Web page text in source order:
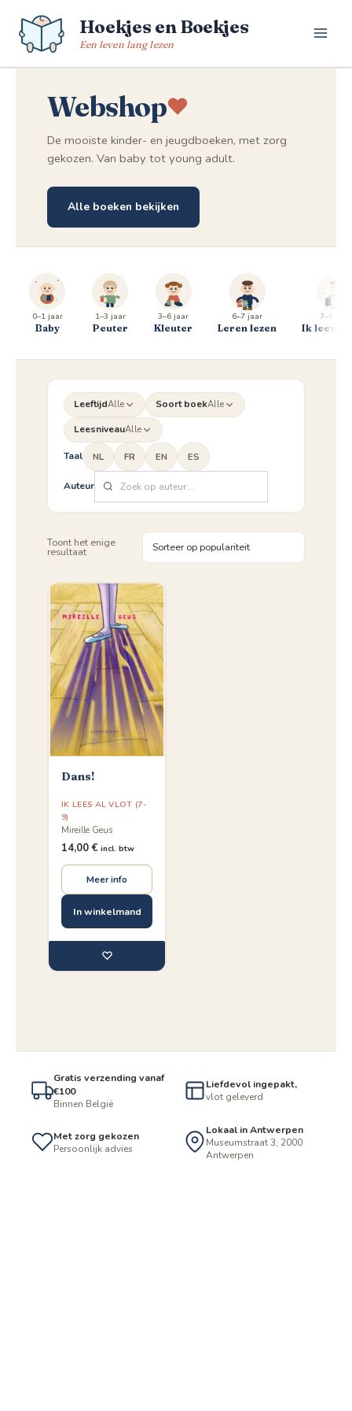
naar
Hoekjes en Boekjes
Een leven lang lezen
Webshop
De mooiste kinder- en jeugdboeken, met zorg
gekozen. Van baby tot young adult.
Alle boeken bekijken
0–1 jaar
Baby
1–3 jaar
Peuter
3–6 jaar
Kleuter
6–7 jaar
Leren lezen
7–9 jaar
Ik lees al
LeeftijdAlle Soort boekAlle
LeesniveauAlle
Taal NL FR EN ES
Auteur
Toont het enige
resultaat
Dans!
IK LEES AL VLOT (7-
9)
Mireille Geus
14,00 € incl. btw
Meer info
In winkelmand
♡
Gratis verzending vanaf
€100
Binnen België
Liefdevol ingepakt,
vlot geleverd
Met zorg gekozen
Persoonlijk advies
Lokaal in Antwerpen
Museumstraat 3, 2000
Antwerpen